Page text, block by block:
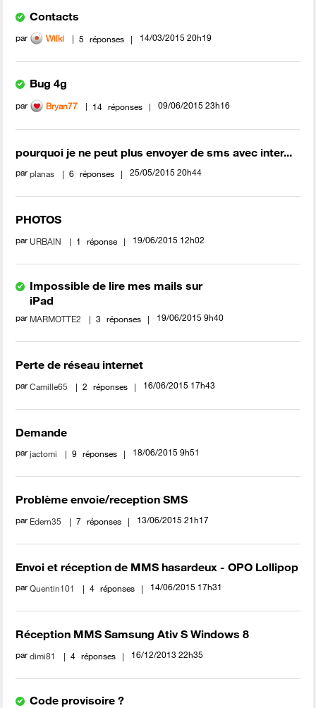
Contacts
par Wilki 5 réponses ‎14/03/2015 20h19
Bug 4g
par Bryan77 14 réponses ‎09/06/2015 23h16
pourquoi je ne peut plus envoyer de sms avec inter...
parplanas 6 réponses ‎25/05/2015 20h44
PHOTOS
par URBAIN 1 réponse ‎19/06/2015 12h02
Impossible de lire mes mails sur
iPad
par MARMOTTE2 3 réponses ‎19/06/2015 9h40
Perte de réseau internet
parCamille65 2 réponses ‎16/06/2015 17h43
Demande
parjactomi 9 réponses ‎18/06/2015 9h51
Problème envoie/reception SMS
par Edern35 7 réponses ‎13/06/2015 21h17
Envoi et réception de MMS hasardeux - OPO Lollipop
parQuentin101 4 réponses ‎14/06/2015 17h31
Réception MMS Samsung Ativ S Windows 8
pardimi81 4 réponses ‎16/12/2013 22h35
Code provisoire ?